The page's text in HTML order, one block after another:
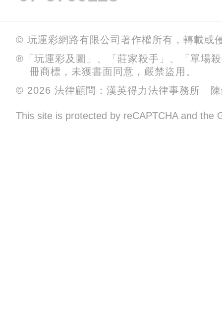
© 玩運彩網路有限公司著作權所有，轉載或
®「玩運彩及圖」、「莊家殺手」、「單場
冊商標，未獲書面同意，嚴禁盜用。
© 2026 法律顧問：漢英得力法律事務所 陳
This site is protected by reCAPTCHA and the